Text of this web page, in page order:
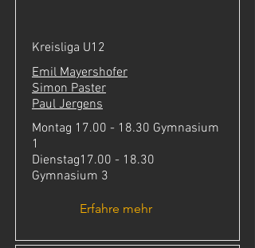
Kreisliga U12
Emil Mayershofer
Simon Paster
Paul Jergens
Montag 17.00 - 18.30 Gymnasium
1
Dienstag17.00 - 18.30
Gymnasium 3
Erfahre mehr